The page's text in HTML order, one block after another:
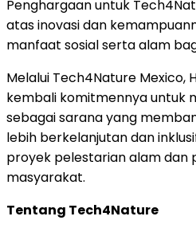
Penghargaan untuk
atas inovasi dan
manfaat sosial serta alam
Melalui Tech4Nature Mexico,
kembali komitmennya untuk
sebagai sarana yang
lebih berkelanjutan dan
proyek pelestarian alam dan
masyarakat.
Tentang Tech4Nature